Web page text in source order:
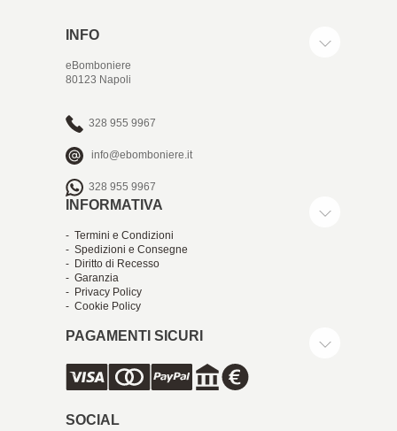
INFO
eBomboniere
80123 Napoli
328 955 9967
info@ebomboniere.it
328 955 9967
INFORMATIVA
- Termini e Condizioni
- Spedizioni e Consegne
- Diritto di Recesso
- Garanzia
- Privacy Policy
- Cookie Policy
PAGAMENTI SICURI
SOCIAL